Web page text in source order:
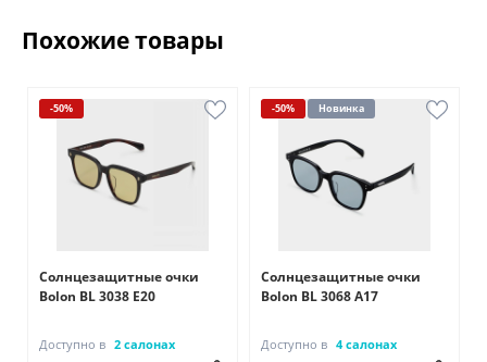
Похожие товары
-50%
Солнцезащитные очки
Bolon BL 3038 Е20
Доступно в 2 салонах
-50% Новинка
Солнцезащитные очки
Bolon BL 3068 А17
Доступно в 4 салонах